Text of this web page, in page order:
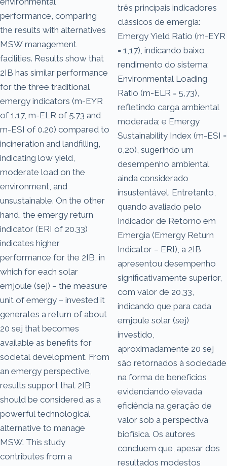
performance, comparing
the results with alternatives
MSW management
facilities. Results show that
2IB has similar performance
for the three traditional
emergy indicators (m-EYR
of 1.17, m-ELR of 5.73 and
m-ESI of 0.20) compared to
incineration and landfilling,
indicating low yield,
moderate load on the
environment, and
unsustainable. On the other
hand, the emergy return
indicator (ERI of 20.33)
indicates higher
performance for the 2IB, in
which for each solar
emjoule (sej) – the measure
unit of emergy – invested it
generates a return of about
20 sej that becomes
available as benefits for
societal development. From
an emergy perspective,
results support that 2IB
should be considered as a
powerful technological
alternative to manage
MSW. This study
contributes from a
três principais indicadores
clássicos de emergia:
Emergy Yield Ratio (m-EYR
= 1,17), indicando baixo
rendimento do sistema;
Environmental Loading
Ratio (m-ELR = 5,73),
refletindo carga ambiental
moderada; e Emergy
Sustainability Index (m-ESI =
0,20), sugerindo um
desempenho ambiental
ainda considerado
insustentável. Entretanto,
quando avaliado pelo
Indicador de Retorno em
Emergia (Emergy Return
Indicator – ERI), a 2IB
apresentou desempenho
significativamente superior,
com valor de 20,33,
indicando que para cada
emjoule solar (sej)
investido,
aproximadamente 20 sej
são retornados à sociedade
na forma de benefícios,
evidenciando elevada
eficiência na geração de
valor sob a perspectiva
biofísica. Os autores
concluem que, apesar dos
resultados modestos